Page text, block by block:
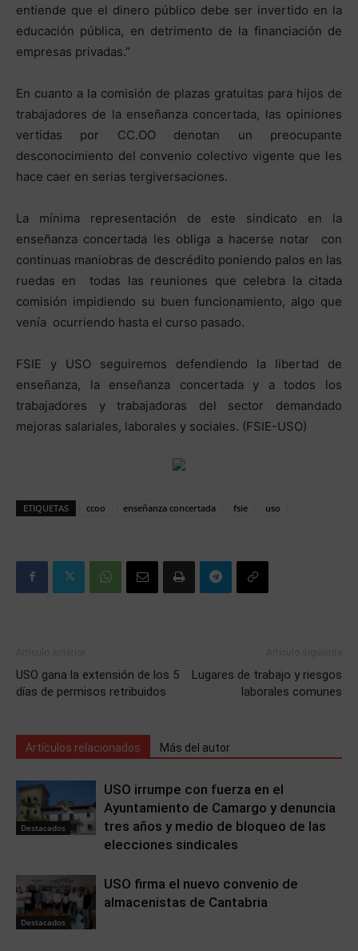
entiende que el dinero público debe ser invertido en la
educación pública, en detrimento de la financiación de
empresas privadas.”
En cuanto a la comisión de plazas gratuitas para hijos de
trabajadores de la enseñanza concertada, las opiniones
vertidas por CC.OO denotan un preocupante
desconocimiento del convenio colectivo vigente que les
hace caer en serias tergiversaciones.
La mínima representación de este sindicato en la
enseñanza concertada les obliga a hacerse notar con
continuas maniobras de descrédito poniendo palos en las
ruedas en todas las reuniones que celebra la citada
comisión impidiendo su buen funcionamiento, algo que
venía ocurriendo hasta el curso pasado.
FSIE y USO seguiremos defendiendo la libertad de
enseñanza, la enseñanza concertada y a todos los
trabajadores y trabajadoras del sector demandado
mejoras salariales, laborales y sociales. (FSIE-USO)
ETIQUETAS ccoo enseñanza concertada fsie uso
USO gana la extensión de los 5
días de permisos retribuidos
Lugares de trabajo y riesgos
laborales comunes
Artículos relacionados Más del autor
Destacados
USO irrumpe con fuerza en el
Ayuntamiento de Camargo y denuncia
tres años y medio de bloqueo de las
elecciones sindicales
Destacados
USO firma el nuevo convenio de
almacenistas de Cantabria